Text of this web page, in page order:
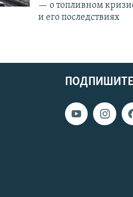
— о топливном
и его последствиях